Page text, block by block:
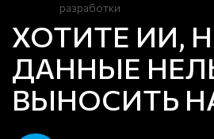
разработки
ХОТИТЕ ИИ,
ДАННЫЕ
ВЫНОСИТЬ